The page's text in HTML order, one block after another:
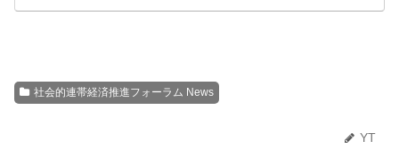
社会的連帯経済推進フォーラム News
YT